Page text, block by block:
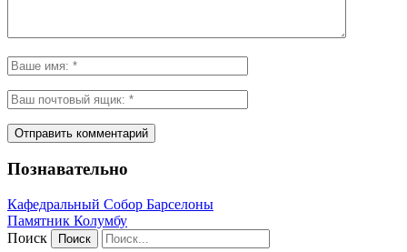
Познавательно
Кафeдрaльный Собор Барселоны
Пaмятник Колумбу
Поиск